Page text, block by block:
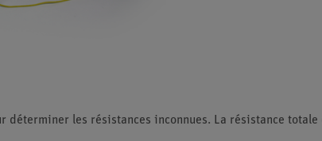
les résistances inconnues. La résistance